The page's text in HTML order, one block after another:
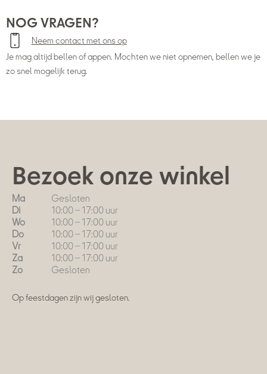
NOG VRAGEN?
Neem contact met ons op
Je mag altijd bellen of appen. Mochten we niet opnemen, bellen we je
zo snel mogelijk terug.
Bezoek onze winkel
Ma
Gesloten
Di
10:00 – 17:00 uur
Wo
10:00 – 17:00 uur
Do
10:00 – 17:00 uur
Vr
10:00 – 17:00 uur
Za
10:00 – 17:00 uur
Zo
Gesloten
Op feestdagen zijn wij gesloten.